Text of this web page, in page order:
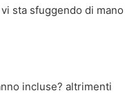
sta sfuggendo di mano
incluse? altrimenti